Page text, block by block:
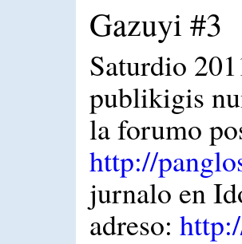
Gazuyi #3
Saturdio
publikigis
la forumo
http://
jurnalo en
adreso: